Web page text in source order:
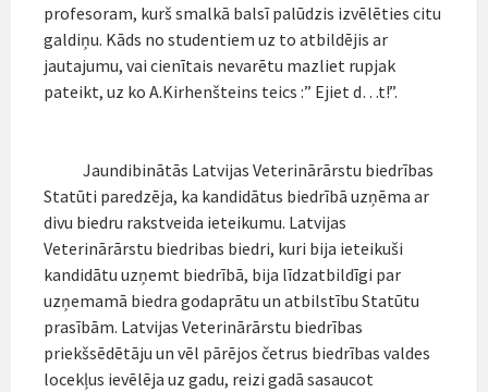
profesoram, kurš smalkā balsī palūdzis izvēlēties citu
galdiņu. Kāds no studentiem uz to atbildējis ar
jautajumu, vai cienītais nevarētu mazliet rupjak
pateikt, uz ko A.Kirhenšteins teics :” Ejiet d…t!”.
Jaundibinātās Latvijas Veterinārārstu biedrības
Statūti paredzēja, ka kandidātus biedrībā uzņēma ar
divu biedru rakstveida ieteikumu. Latvijas
Veterinārārstu biedribas biedri, kuri bija ieteikuši
kandidātu uzņemt biedrībā, bija līdzatbildīgi par
uzņemamā biedra godaprātu un atbilstību Statūtu
prasībām. Latvijas Veterinārārstu biedrības
priekšsēdētāju un vēl pārējos četrus biedrības valdes
locekļus ievēlēja uz gadu, reizi gadā sasaucot